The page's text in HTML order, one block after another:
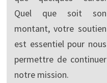
Quel que soit son
montant, votre soutien
est essentiel pour nous
permettre de continuer
notre mission.